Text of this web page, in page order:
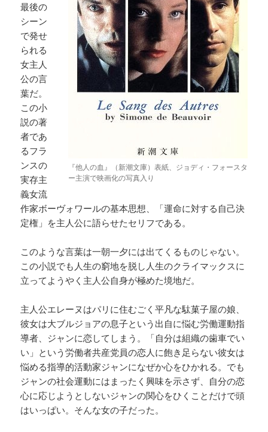
『他人の血』（新潮文庫）表紙、ジョディ・フォースタ
ー主演で映画化の写真入り
最後の
シーン
で発せ
られる
女主人
公の言
葉だ。
この小
説の著
者であ
るフラ
ンスの
実存主
義女流
作家ボーヴォワールの基本思想、「運命に対する自己決
定権」を主人公に語らせたセリフである。
このような言葉は一朝一夕には出てくるものじゃない。
この小説でも人生の窮地を脱し人生のクライマックスに
立ってようやく主人公自身が極めた境地だ。
主人公エレーヌはパリに住むごく平凡な駄菓子屋の娘、
彼女は大ブルジョアの息子という出自に悩む労働運動指
導者、ジャンに恋してしまう。「自分は組織の歯車でい
い」という労働者共産党員の恋人に飽き足らない彼女は
悩める指導的活動家ジャンになぜか心をひかれる。でも
ジャンの社会運動にはまったく興味を示さず、自分の恋
心に応じようとしないジャンの関心をひくことだけで頭
はいっぱい。そんな女の子だった。